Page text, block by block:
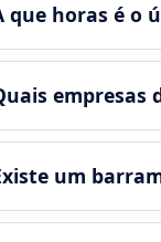
que horas é o
empresas
um